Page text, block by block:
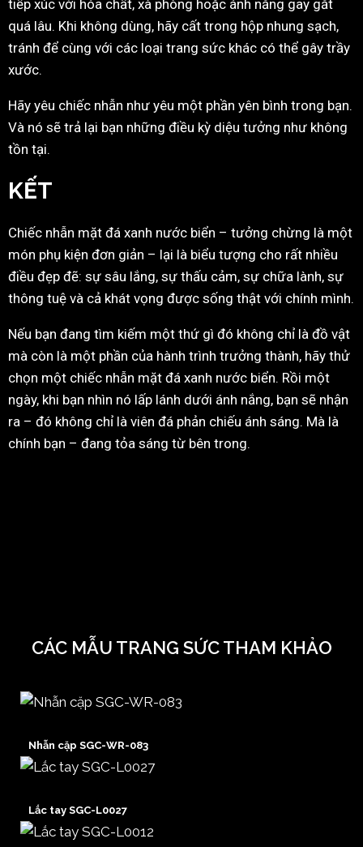
tiếp xúc với hóa chất, xà phòng hoặc ánh nắng gay gắt
quá lâu. Khi không dùng, hãy cất trong hộp nhung sạch,
tránh để cùng với các loại trang sức khác có thể gây trầy
xước.
Hãy yêu chiếc nhẫn như yêu một phần yên bình trong bạn.
Và nó sẽ trả lại bạn những điều kỳ diệu tưởng như không
tồn tại.
KẾT
Chiếc nhẫn mặt đá xanh nước biển – tưởng chừng là một
món phụ kiện đơn giản – lại là biểu tượng cho rất nhiều
điều đẹp đẽ: sự sâu lắng, sự thấu cảm, sự chữa lành, sự
thông tuệ và cả khát vọng được sống thật với chính mình.
Nếu bạn đang tìm kiếm một thứ gì đó không chỉ là đồ vật
mà còn là một phần của hành trình trưởng thành, hãy thử
chọn một chiếc nhẫn mặt đá xanh nước biển. Rồi một
ngày, khi bạn nhìn nó lấp lánh dưới ánh nắng, bạn sẽ nhận
ra – đó không chỉ là viên đá phản chiếu ánh sáng. Mà là
chính bạn – đang tỏa sáng từ bên trong.
CÁC MẪU TRANG SỨC THAM KHẢO
Nhẫn cặp SGC-WR-083
Lắc tay SGC-L0027